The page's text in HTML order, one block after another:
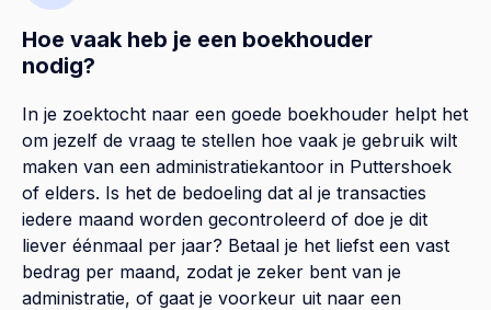
Hoe vaak heb je een boekhouder
nodig?
In je zoektocht naar een goede boekhouder helpt het
om jezelf de vraag te stellen hoe vaak je gebruik wilt
maken van een administratiekantoor in Puttershoek
of elders. Is het de bedoeling dat al je transacties
iedere maand worden gecontroleerd of doe je dit
liever éénmaal per jaar? Betaal je het liefst een vast
bedrag per maand, zodat je zeker bent van je
administratie, of gaat je voorkeur uit naar een